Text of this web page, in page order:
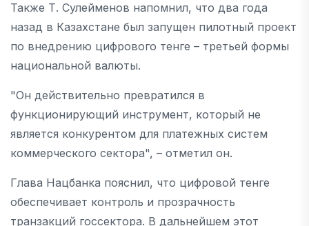
Также Т. Сулейменов напомнил, что два года
назад в Казахстане был запущен пилотный проект
по внедрению цифрового тенге – третьей формы
национальной валюты.
"Он действительно превратился в
функционирующий инструмент, который не
является конкурентом для платежных систем
коммерческого сектора", – отметил он.
Глава Нацбанка пояснил, что цифровой тенге
обеспечивает контроль и прозрачность
транзакций госсектора. В дальнейшем этот